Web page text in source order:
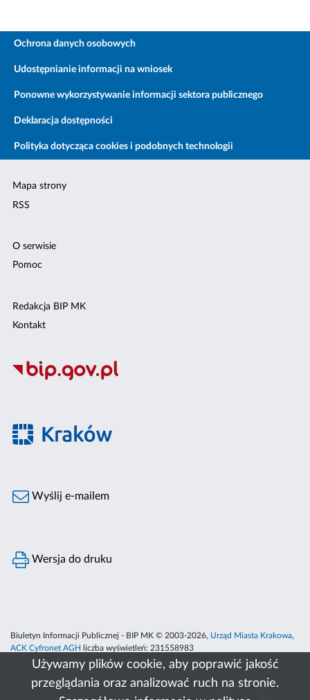
Używamy plików cookie, aby poprawić jakość
przeglądania oraz analizować ruch na stronie.
Ochrona danych osobowych
Udostępnianie informacji na wniosek
Ponowne wykorzystywanie informacji sektora publicznego
Deklaracja dostępności
Polityka dotycząca cookies i podobnych technologii
Mapa strony
RSS
O serwisie
Pomoc
Redakcja BIP MK
Kontakt
Wyślij e-mailem
Wersja do druku
Biuletyn Informacji Publicznej - BIP MK © 2003-2026, Urząd Miasta Krakowa,
ACK Cyfronet AGH
liczba wyświetleń: 231558983